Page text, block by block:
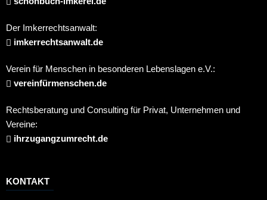
Der Imkerrechtsanwalt:
imkerrechtsanwalt.de
Verein für Menschen in besonderen Lebenslagen e.V.:
vereinfürmenschen.de
Rechtsberatung und Consulting für Privat, Unternehmen und
Vereine:
ihrzugangzumrecht.de
KONTAKT